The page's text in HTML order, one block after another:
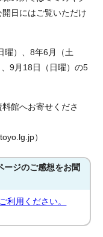
日にはご覧いただけ
曜）、8年6月（土
9月18日（日曜）の5
館へお寄せくださ
）
ージのご感想をお聞
利用ください。